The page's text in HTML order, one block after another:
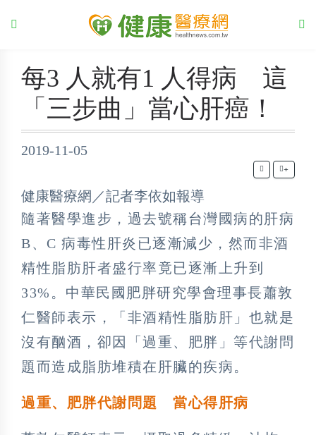
每3 人就有1 人得病 這
「三步曲」當心肝癌！
2019-11-05
+
健康醫療網／記者李依如報導
隨著醫學進步，過去號稱台灣國病的肝病
B、C 病毒性肝炎已逐漸減少，然而非酒
精性脂肪肝者盛行率竟已逐漸上升到
33%。中華民國肥胖研究學會理事長蕭敦
仁醫師表示，「非酒精性脂肪肝」也就是
沒有酗酒，卻因「過重、肥胖」等代謝問
題而造成脂肪堆積在肝臟的疾病。
過重、肥胖代謝問題 當心得肝病